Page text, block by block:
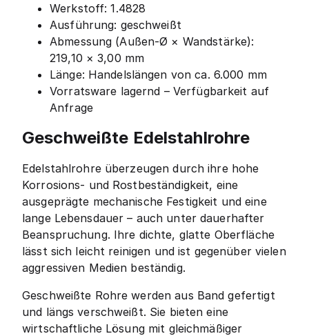
Werkstoff: 1.4828
Ausführung: geschweißt
Abmessung (Außen-Ø × Wandstärke):
219,10 × 3,00 mm
Länge: Handelslängen von ca. 6.000 mm
Vorratsware lagernd – Verfügbarkeit auf
Anfrage
Geschweißte Edelstahlrohre
Edelstahlrohre überzeugen durch ihre hohe
Korrosions- und Rostbeständigkeit, eine
ausgeprägte mechanische Festigkeit und eine
lange Lebensdauer – auch unter dauerhafter
Beanspruchung. Ihre dichte, glatte Oberfläche
lässt sich leicht reinigen und ist gegenüber vielen
aggressiven Medien beständig.
Geschweißte Rohre werden aus Band gefertigt
und längs verschweißt. Sie bieten eine
wirtschaftliche Lösung mit gleichmäßiger